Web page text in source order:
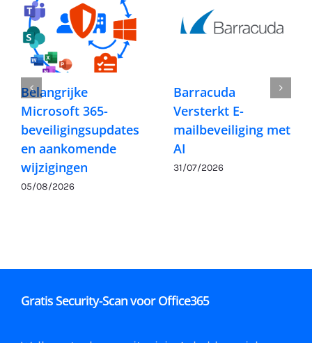
Belangrijke
Microsoft 365-
beveiligingsupdates
en aankomende
wijzigingen
05/08/2026
Barracuda
Versterkt E-
mailbeveiliging met
AI
31/07/2026
Gratis Security-Scan voor Office365